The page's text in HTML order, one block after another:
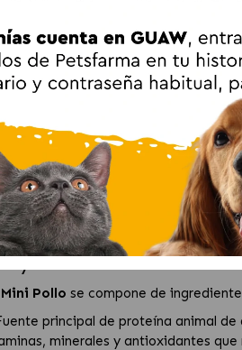
CANTIDADES
Variety No Grain Mini
Grain Adult Mini
pequeño una alimentación
concarne de pollo deshuesada
y de Alta Calidad
Pollo se compone de
principal de proteína animal
minerales y antioxidantes